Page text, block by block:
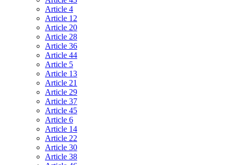
Article 4
Article 12
Article 20
Article 28
Article 36
Article 44
Article 5
Article 13
Article 21
Article 29
Article 37
Article 45
Article 6
Article 14
Article 22
Article 30
Article 38